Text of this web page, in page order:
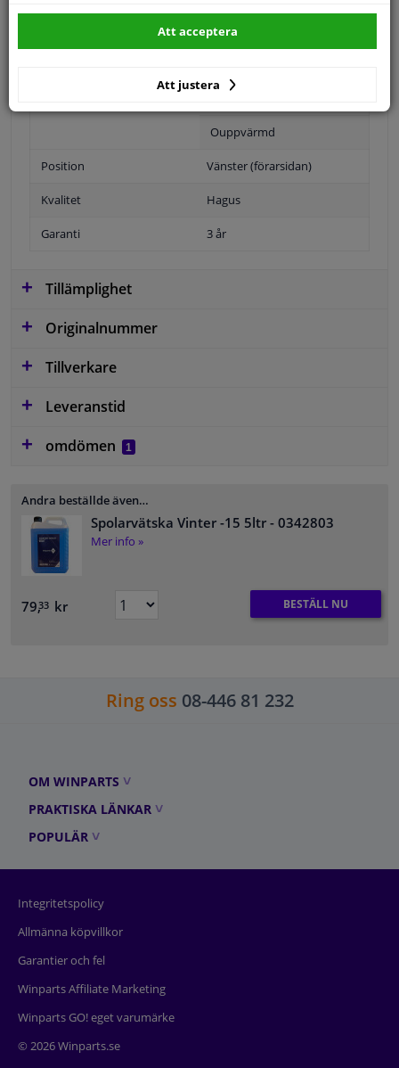
Bulb-formad
Ouppvärmd
Position Vänster (förarsidan)
Kvalitet Hagus
Garanti 3 år
Tillämplighet
Originalnummer
Tillverkare
Leveranstid
omdömen
1
Andra beställde även…
Spolarvätska Vinter -15 5ltr - 0342803
Mer info »
79,33 kr BESTÄLL NU
Ring oss 08-446 81 232
OM WINPARTS
PRAKTISKA LÄNKAR
POPULÄR
Integritetspolicy
Allmänna köpvillkor
Garantier och fel
Winparts Affiliate Marketing
Winparts GO! eget varumärke
© 2026 Winparts.se
Att justera
Att acceptera